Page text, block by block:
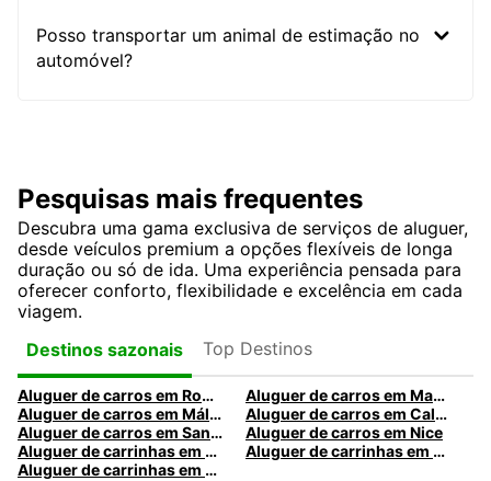
Posso transportar um animal de estimação no
automóvel?
Pesquisas mais frequentes
Descubra uma gama exclusiva de serviços de aluguer,
desde veículos premium a opções flexíveis de longa
duração ou só de ida. Uma experiência pensada para
oferecer conforto, flexibilidade e excelência em cada
viagem.
Destinos sazonais
Top Destinos
Aluguer de carros em Roma
Aluguer de carros em Madrid
Aluguer de carros em Málaga
Aluguer de carros em Caldas da Rainha
Aluguer de carros em Santa Maria da Feira
Aluguer de carros em Nice
Aluguer de carrinhas em Nice
Aluguer de carrinhas em Santa Maria da Feira
Aluguer de carrinhas em Caldas da Rainha